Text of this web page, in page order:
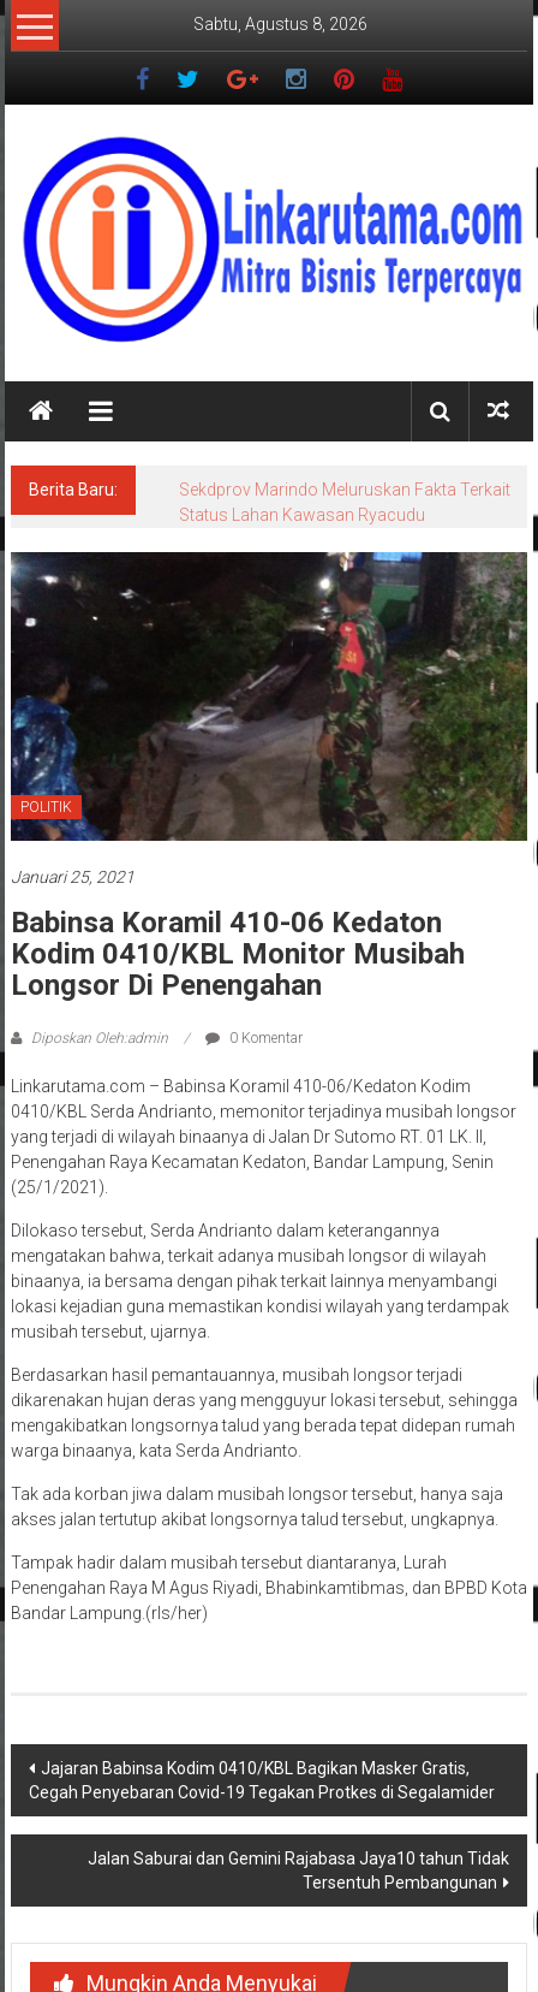
Lompat
ke
Sabtu, Agustus 8, 2026
LINKARUTAMA.COM
Mitra
Terpercaya
Berita Baru:
Sekdprov Marindo Meluruskan Fakta Terkait
Status Lahan Kawasan Ryacudu
POLITIK
Januari 25, 2021
Babinsa Koramil 410-06 Kedaton
Kodim 0410/KBL Monitor Musibah
Longsor Di Penengahan
Diposkan Oleh:admin 0 Komentar
Linkarutama.com – Babinsa Koramil 410-06/Kedaton Kodim
0410/KBL Serda Andrianto, memonitor terjadinya musibah longsor
yang terjadi di wilayah binaanya di Jalan Dr Sutomo RT. 01 LK. II,
Penengahan Raya Kecamatan Kedaton, Bandar Lampung, Senin
(25/1/2021).
Dilokaso tersebut, Serda Andrianto dalam keterangannya
mengatakan bahwa, terkait adanya musibah longsor di wilayah
binaanya, ia bersama dengan pihak terkait lainnya menyambangi
lokasi kejadian guna memastikan kondisi wilayah yang terdampak
musibah tersebut, ujarnya.
Berdasarkan hasil pemantauannya, musibah longsor terjadi
dikarenakan hujan deras yang mengguyur lokasi tersebut, sehingga
mengakibatkan longsornya talud yang berada tepat didepan rumah
warga binaanya, kata Serda Andrianto.
Tak ada korban jiwa dalam musibah longsor tersebut, hanya saja
akses jalan tertutup akibat longsornya talud tersebut, ungkapnya.
Tampak hadir dalam musibah tersebut diantaranya, Lurah
Penengahan Raya M Agus Riyadi, Bhabinkamtibmas, dan BPBD Kota
Bandar Lampung.(rls/her)
Navigasi
pos
Jajaran Babinsa Kodim 0410/KBL Bagikan Masker Gratis,
Cegah Penyebaran Covid-19 Tegakan Protkes di Segalamider
Jalan Saburai dan Gemini Rajabasa Jaya10 tahun Tidak
Tersentuh Pembangunan
Mungkin Anda Menyukai